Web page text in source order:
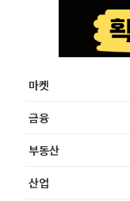
마켓
금융
부동산
산업